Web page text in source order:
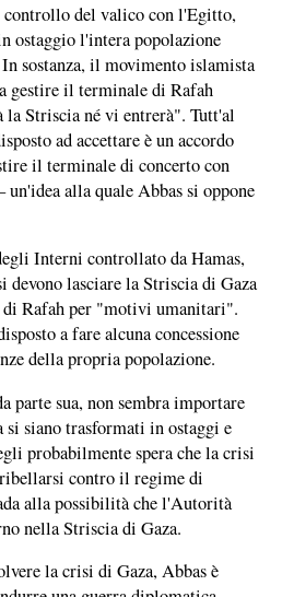
del valico con l'Egitto,
ostaggio l'intera popolazione
sostanza, il movimento islamista
gestire il terminale di Rafah
la Striscia né vi entrerà". Tutt'al
ad accettare è un accordo
il terminale di concerto con
alla quale Abbas si oppone
Interni controllato da Hamas,
devono lasciare la Striscia di Gaza
Rafah per "motivi umanitari".
a fare alcuna concessione
della propria popolazione.
parte sua, non sembra importare
si siano trasformati in ostaggi e
probabilmente spera che la crisi
contro il regime di
alla possibilità che l'Autorità
nella Striscia di Gaza.
la crisi di Gaza, Abbas è